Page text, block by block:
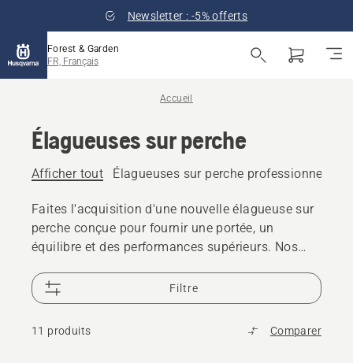
Newsletter : -5% offerts
Forest & Garden
FR, Français
Accueil
Élagueuses sur perche
Afficher tout Élagueuses sur perche professionnelles
Faites l'acquisition d'une nouvelle élagueuse sur
perche conçue pour fournir une portée, un
équilibre et des performances supérieurs. Nos
aider à travailler efficacement et à obtenir
d'excellents résultats. Nous proposons une
gamme d'élagueuses sur perche thermique et à
batterie pour un usage résidentiel et
Filtre
11 produits Comparer